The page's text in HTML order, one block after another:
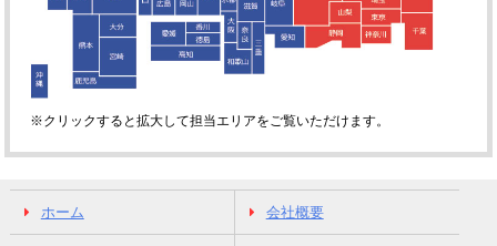
※クリックすると拡大して担当エリアをご覧いただけます。
ホーム 会社概要